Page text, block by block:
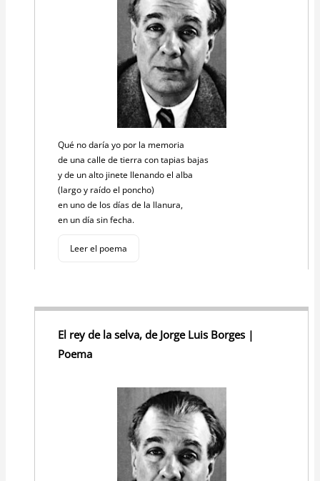
Qué no daría yo por la memoria
de una calle de tierra con tapias bajas
y de un alto jinete llenando el alba
(largo y raído el poncho)
en uno de los días de la llanura,
en un día sin fecha.
Leer el poema
El rey de la selva, de Jorge Luis Borges |
Poema